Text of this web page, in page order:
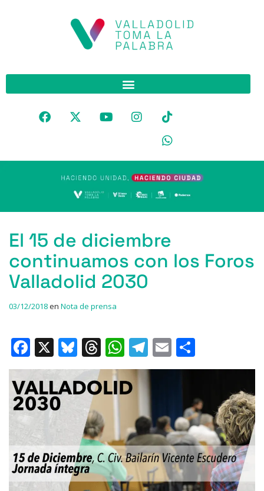
El 15 de diciembre
continuamos con los Foros
Valladolid 2030
03/12/2018en Nota de prensa
F
a
c
e
o
o
k
X
Bl
u
e
s
k
y
T
h
re
d
s
W
h
at
A
p
p
T
el
e
gr
a
m
E
m o
p
ar
ti
r